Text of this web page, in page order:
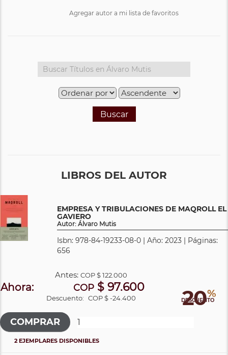
Agregar autor a mi lista de favoritos
Buscar
LIBROS DEL AUTOR
EMPRESA Y TRIBULACIONES DE MAQROLL EL
GAVIERO
Autor: Álvaro Mutis
Isbn: 978-84-19233-08-0 | Año: 2023 | Páginas:
656
20%
DESCUENTO
Antes:COP$ 122.000
Ahora: COP $ 97.600
Descuento: COP $ -24.400
2 EJEMPLARES DISPONIBLES